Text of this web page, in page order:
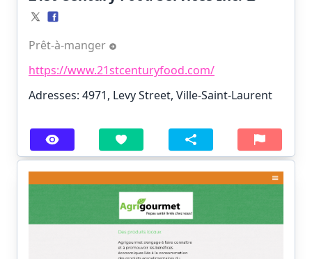
Prêt-à-manger
https://www.21stcenturyfood.com/
Adresses: 4971, Levy Street, Ville-Saint-Laurent